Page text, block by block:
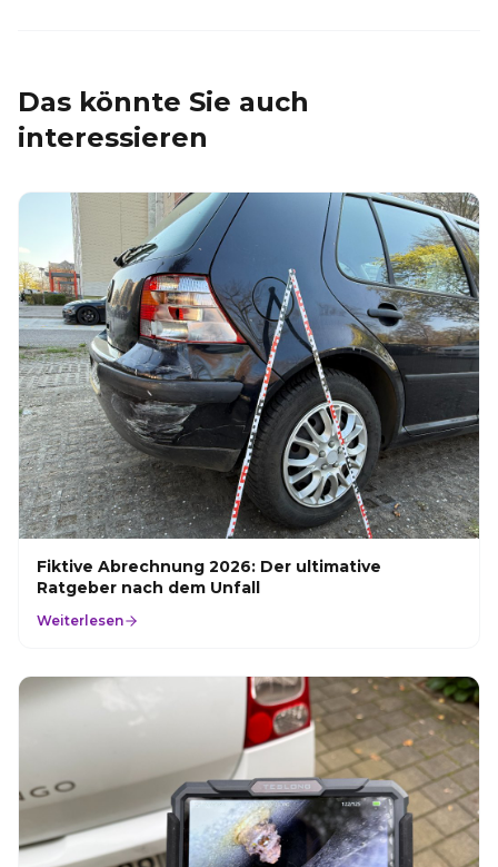
Das könnte Sie auch
interessieren
Fiktive Abrechnung 2026: Der ultimative
Ratgeber nach dem Unfall
Weiterlesen